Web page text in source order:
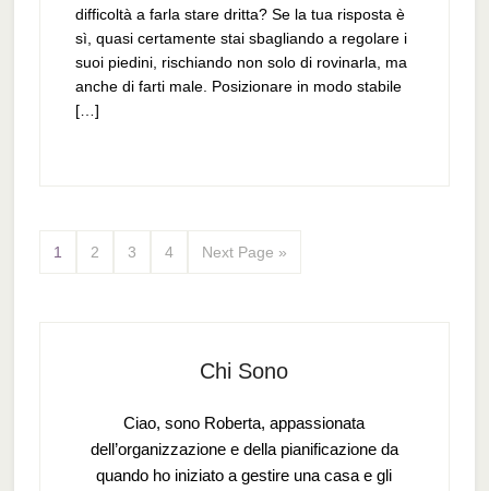
difficoltà a farla stare dritta? Se la tua risposta è
sì, quasi certamente stai sbagliando a regolare i
suoi piedini, rischiando non solo di rovinarla, ma
anche di farti male. Posizionare in modo stabile
[…]
1 2 3 4 Next Page »
Chi Sono
Ciao, sono Roberta, appassionata
dell’organizzazione e della pianificazione da
quando ho iniziato a gestire una casa e gli